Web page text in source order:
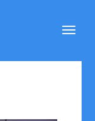
Ouvrir